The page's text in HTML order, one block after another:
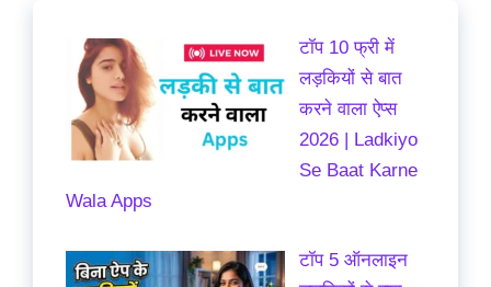
टॉप 10 फ्री में
लड़कियों से बात
करने वाला ऐप्स
2026 | Ladkiyo
Se Baat Karne
Wala Apps
टॉप 5 ऑनलाइन